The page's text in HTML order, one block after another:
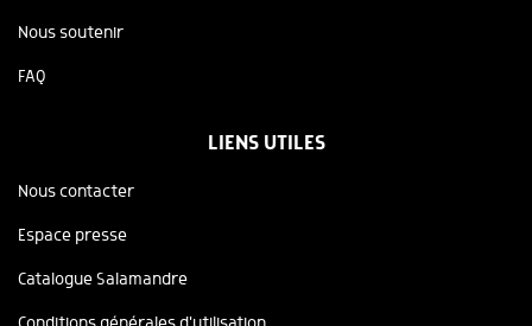
Nous soutenir
FAQ
LIENS UTILES
Nous contacter
Espace presse
Catalogue Salamandre